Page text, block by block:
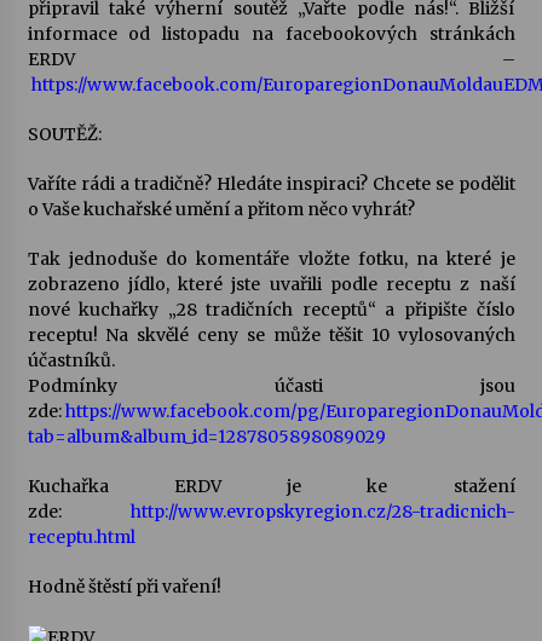
připravil také výherní soutěž „Vařte podle nás!“. Bližší
informace od listopadu na facebookových stránkách
ERDV –
https://www.facebook.com/
SOUTĚŽ:
Vaříte rádi a tradičně? Hledáte inspiraci? Chcete se podělit
o Vaše kuchařské umění a přitom něco vyhrát?
Tak jednoduše do komentáře vložte fotku, na které je
zobrazeno jídlo, které jste uvařili podle receptu z naší
nové kuchařky „28 tradičních receptů“ a připište číslo
receptu! Na skvělé ceny se může těšit 10 vylosovaných
účastníků.
Podmínky účasti jsou
zde:https://www.facebook.com/pg/
tab=album&album_id=1287805898089029
Kuchařka ERDV je ke stažení
zde: http://www.evropskyregion.cz/28-tradicnich-
receptu.html
Hodně štěstí při vaření!